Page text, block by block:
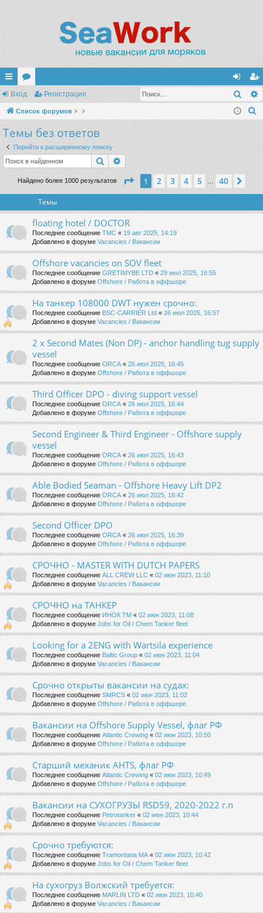
с
ы
лк
и
ор
ум
ы
хо
д
ег
ис
Вход Регистрация
Список форумов
Темы без ответов
Перейти к расширенному поиску
Поиск
Найдено более 1000 результатов Страница из 40
1 2 3 4 5 40
Темы
floating hotel / DOCTOR
Последнее сообщение TMC « 19 авг 2025, 14:19
Добавлено в форуме Vacancies / Вакансии
Offshore vacancies on SOV fleet
Последнее сообщение GRETIMYBE LTD « 29 июл 2025, 16:55
Добавлено в форуме Offshore / Работа в оффшоре
На танкер 108000 DWT нужен срочно:
Последнее сообщение BSC-CARRIER Ltd « 26 июл 2025, 16:57
Добавлено в форуме Vacancies / Вакансии
2 x Second Mates (Non DP) - anchor handling tug supply
vessel
Последнее сообщение ORCA « 26 июл 2025, 16:45
Добавлено в форуме Offshore / Работа в оффшоре
Third Officer DPO - diving support vessel
Последнее сообщение ORCA « 26 июл 2025, 16:44
Добавлено в форуме Offshore / Работа в оффшоре
Second Engineer & Third Engineer - Offshore supply
vessel
Последнее сообщение ORCA « 26 июл 2025, 16:43
Добавлено в форуме Offshore / Работа в оффшоре
Able Bodied Seaman - Offshore Heavy Lift DP2
Последнее сообщение ORCA « 26 июл 2025, 16:42
Добавлено в форуме Offshore / Работа в оффшоре
Second Officer DPO
Последнее сообщение ORCA « 26 июл 2025, 16:39
Добавлено в форуме Offshore / Работа в оффшоре
СРОЧНО - MASTER WITH DUTCH PAPERS
Последнее сообщение ALL CREW LLC « 02 июн 2023, 11:10
Добавлено в форуме Vacancies / Вакансии
СРОЧНО на ТАНКЕР
Последнее сообщение ИНОК ТМ « 02 июн 2023, 11:08
Добавлено в форуме Jobs for Oil / Chem Tanker fleet
Looking for a 2ENG with Wartsila experience
Последнее сообщение Baltic Group « 02 июн 2023, 11:04
Добавлено в форуме Vacancies / Вакансии
Срочно открыты вакансии на судах:
Последнее сообщение SMRCS « 02 июн 2023, 11:02
Добавлено в форуме Offshore / Работа в оффшоре
Вакансии на Offshore Supply Vessel, флаг РФ
Последнее сообщение Atlantic Crewing « 02 июн 2023, 10:50
Добавлено в форуме Offshore / Работа в оффшоре
Старший механик AHTS, флаг РФ
Последнее сообщение Atlantic Crewing « 02 июн 2023, 10:49
Добавлено в форуме Offshore / Работа в оффшоре
Вакансии на СУХОГРУЗЫ RSD59, 2020-2022 г.п
Последнее сообщение Petrotanker « 02 июн 2023, 10:44
Добавлено в форуме Vacancies / Вакансии
Срочно требуются:
Последнее сообщение Tramontana MA « 02 июн 2023, 10:42
Добавлено в форуме Jobs for Oil / Chem Tanker fleet
На сухогруз Волжский требуется:
Последнее сообщение MARLIN LTD « 02 июн 2023, 10:40
Добавлено в форуме Vacancies / Вакансии